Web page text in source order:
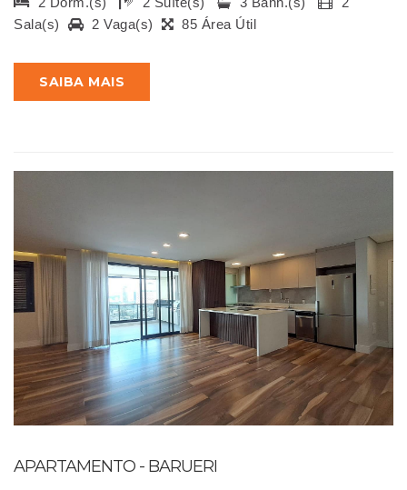
Sala(s)
2 Vaga(s) 85 Área Útil
SAIBA MAIS
APARTAMENTO - BARUERI